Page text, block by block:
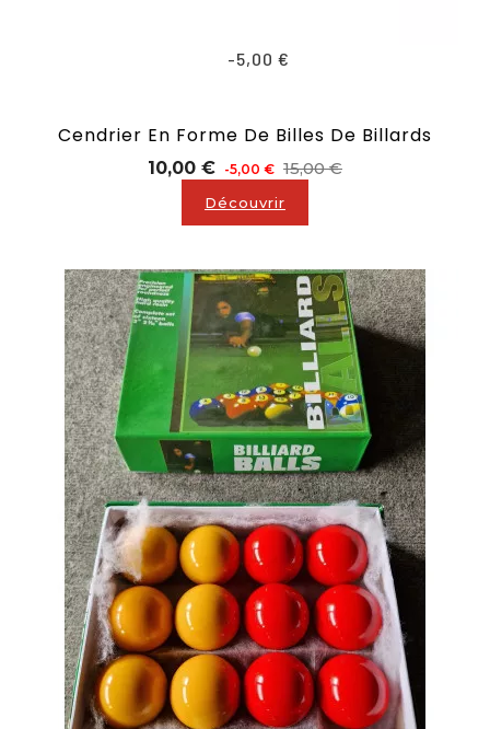
-5,00 €
Cendrier En Forme De Billes De Billards
10,00 € Prix
de
base
-5,00 € 15,00 €Prix
Découvrir